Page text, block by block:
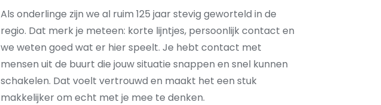
Als onderlinge zijn we al ruim 125 jaar stevig geworteld in de
regio. Dat merk je meteen: korte lijntjes, persoonlijk contact en
we weten goed wat er hier speelt. Je hebt contact met
mensen uit de buurt die jouw situatie snappen en snel kunnen
schakelen. Dat voelt vertrouwd en maakt het een stuk
makkelijker om echt met je mee te denken.